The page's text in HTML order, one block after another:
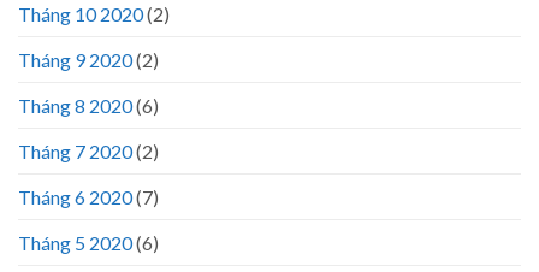
Tháng 10 2020(2)
Tháng 9 2020(2)
Tháng 8 2020(6)
Tháng 7 2020(2)
Tháng 6 2020(7)
Tháng 5 2020(6)